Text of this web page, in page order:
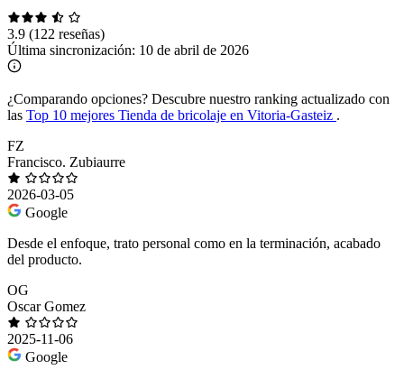
3.9 (122 reseñas)
Última sincronización: 10 de abril de 2026
¿Comparando opciones? Descubre nuestro ranking actualizado con
las Top 10 mejores Tienda de bricolaje en Vitoria-Gasteiz .
FZ
Francisco. Zubiaurre
2026-03-05
Google
Desde el enfoque, trato personal como en la terminación, acabado
del producto.
OG
Oscar Gomez
2025-11-06
Google